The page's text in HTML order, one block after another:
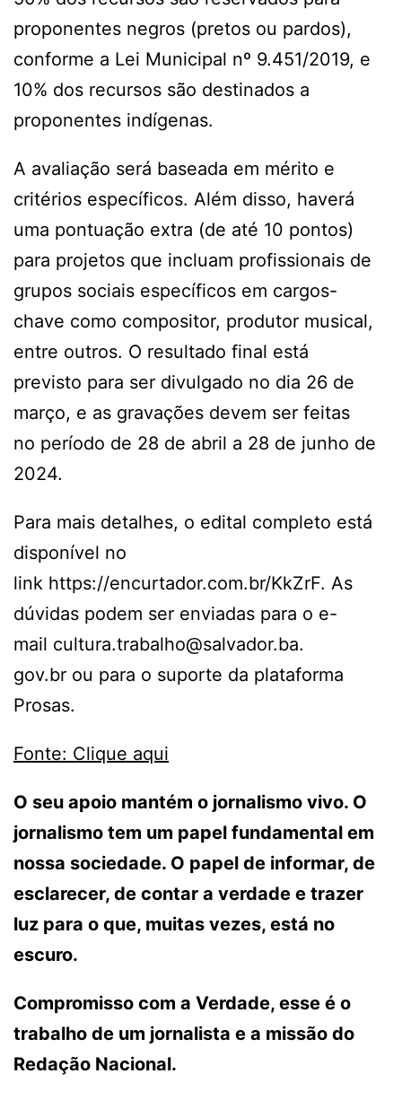
proponentes negros (pretos ou pardos),
conforme a Lei Municipal nº 9.451/2019, e
10% dos recursos são destinados a
proponentes indígenas.
A avaliação será baseada em mérito e
critérios específicos. Além disso, haverá
uma pontuação extra (de até 10 pontos)
para projetos que incluam profissionais de
grupos sociais específicos em cargos-
chave como compositor, produtor musical,
entre outros. O resultado final está
previsto para ser divulgado no dia 26 de
março, e as gravações devem ser feitas
no período de 28 de abril a 28 de junho de
2024.
Para mais detalhes, o edital completo está
disponível no
link https://encurtador.com.br/KkZrF. As
dúvidas podem ser enviadas para o e-
mail cultura.trabalho@salvador.ba.
gov.br ou para o suporte da plataforma
Prosas.
Fonte: Clique aqui
O seu apoio mantém o jornalismo vivo. O
jornalismo tem um papel fundamental em
nossa sociedade. O papel de informar, de
esclarecer, de contar a verdade e trazer
luz para o que, muitas vezes, está no
escuro.
Compromisso com a Verdade, esse é o
trabalho de um jornalista e a missão do
Redação Nacional.